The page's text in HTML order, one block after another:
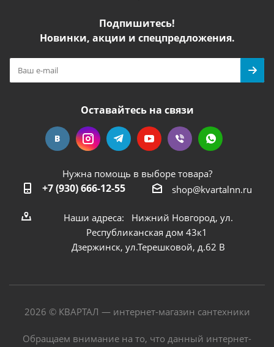
Подпишитесь!
Новинки, акции и спецпредложения.
Оставайтесь на связи
Нужна помощь в выборе товара?
+7 (930) 666-12-55 shop@kvartalnn.ru
Наши адреса: Нижний Новгород, ул.
Республиканская дом 43к1
Дзержинск, ул.Терешковой, д.62 В
2026 © КВАРТАЛ — интернет-магазин сантехники
Обращаем внимание на то, что данный интернет-